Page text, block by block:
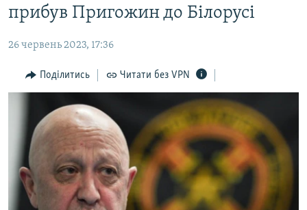
матеріалу
Перейти
до
навігації
Перейти
пошуку
ВІДЕО ТА ФОТО
ПОЛІТИКА
БЛОГИ
ІНТЕРВ'Ю
ВСЕ ЗА ДЕНЬ
СПЕЦПРОЕКТИ
ДЕПОРТАЦІЯ
ЯК ОБІЙТИ БЛОКУВАННЯ
прибув Пригожин до Білорусі
26 червень 2023, 17:36
Поділитись Читати без VPN